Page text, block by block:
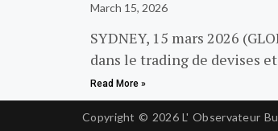
March 15, 2026
SYDNEY, 15 mars 2026
dans le trading de devises
Read More »
Copyright © 2026L' Observateur